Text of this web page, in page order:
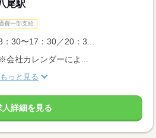
尾駅
費一部支給
30〜17：30／20：3...
社カレンダーによ...
もっと見る
人詳細を見る